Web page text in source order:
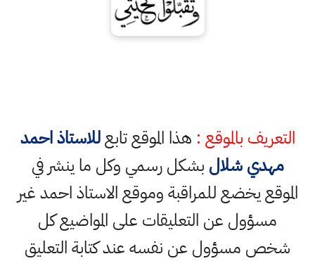
بالموقع :هذا الموقع تابعللاستاذ احمد
مهدي شلالبشكل رسمي وكل ما ينشر في
يخضع للمراقبة وموقع الاستاذ احمد غير
مسؤول عن التعليقات على المواضيع كل
مسؤول عن نفسه عند كتابة التعليق